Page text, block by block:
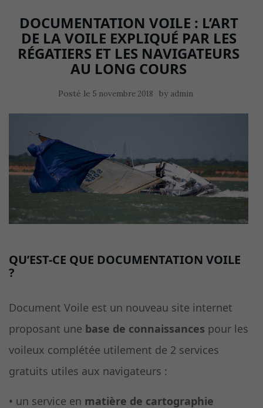
DOCUMENTATION VOILE : L’ART
DE LA VOILE EXPLIQUÉ PAR LES
RÉGATIERS ET LES NAVIGATEURS
AU LONG COURS
Posté le 5 novembre 2018 by admin
QU’EST-CE QUE DOCUMENTATION VOILE
?
Document Voile est un nouveau site internet
proposant une base de connaissances pour les
voileux complétée utilement de 2 services
gratuits utiles aux navigateurs :
• un service en matière de cartographie